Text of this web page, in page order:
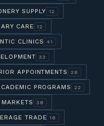
SUPPLY 12
CARE 12
CLINICS 41
33
APPOINTMENTS 26
PROGRAMS 22
38
TRADE 18